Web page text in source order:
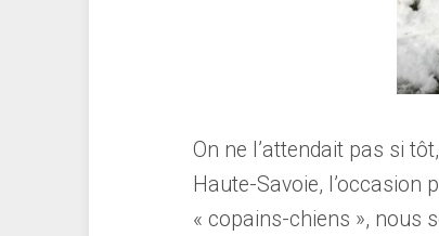
On ne l’attendait pas si
Haute-Savoie, l’occasion
« copains-chiens », nous